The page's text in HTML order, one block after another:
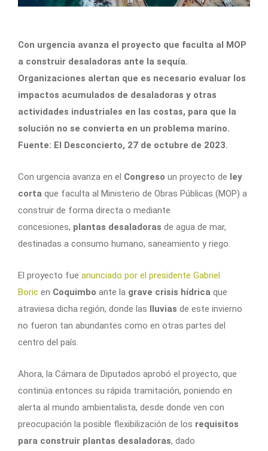
Con urgencia avanza el proyecto que faculta al MOP
a construir desaladoras ante la sequía.
Organizaciones alertan que es necesario evaluar los
impactos acumulados de desaladoras y otras
actividades industriales en las costas, para que la
solución no se convierta en un problema marino.
Fuente: El Desconcierto, 27 de octubre de 2023.
Con urgencia avanza en el Congreso un proyecto de ley
corta que faculta al Ministerio de Obras Públicas (MOP) a
construir de forma directa o mediante
concesiones, plantas desaladoras de agua de mar,
destinadas a consumo humano, saneamiento y riego.
El proyecto fue anunciado por el presidente Gabriel
Boric en Coquimbo ante la grave crisis hídrica que
atraviesa dicha región, donde las lluvias de este invierno
no fueron tan abundantes como en otras partes del
centro del país.
Ahora, la Cámara de Diputados aprobó el proyecto, que
continúa entonces su rápida tramitación, poniendo en
alerta al mundo ambientalista, desde donde ven con
preocupación la posible flexibilización de los requisitos
para construir plantas desaladoras, dado